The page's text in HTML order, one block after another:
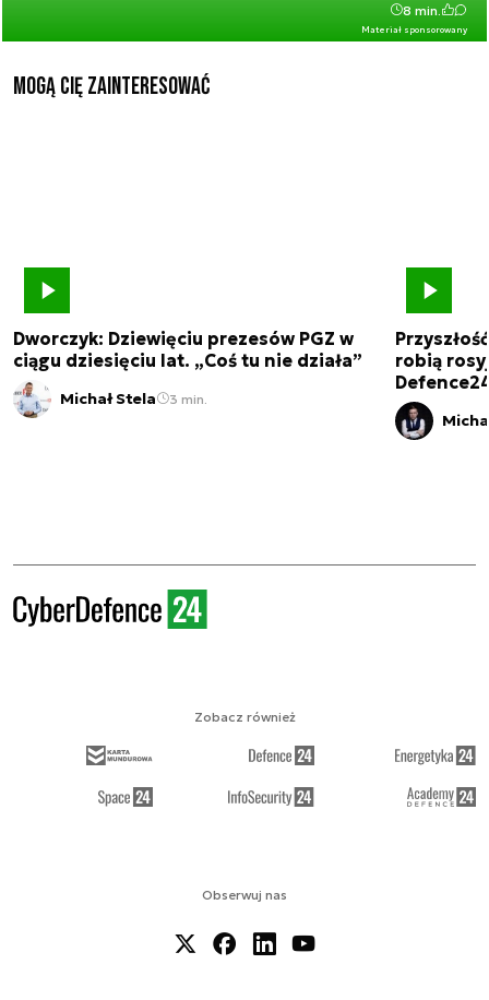
Materiał sponsorowany
8 min.
Mogą Cię zainteresować
Dworczyk: Dziewięciu prezesów PGZ w
ciągu dziesięciu lat. „Coś tu nie działa”
Michał Stela 3 min.
robią
Obserwuj nas
Zobacz również